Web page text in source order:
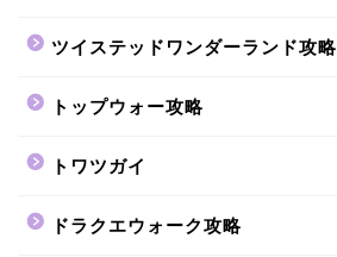
ツイステッドワンダーランド攻略
トップウォー攻略
トワツガイ
ドラクエウォーク攻略